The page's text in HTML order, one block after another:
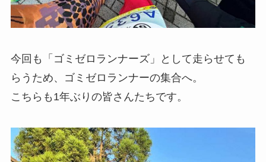
今回も「ゴミゼロランナーズ」として走らせても
らうため、ゴミゼロランナーの集合へ。
こちらも1年ぶりの皆さんたちです。